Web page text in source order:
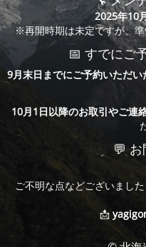
2025年10
※再開時期は未定ですが、
📅 すでにご
9月末日までにご予約いただい
10月1日以降のお取引やご連
💬
ご不明な点などございまし
📩